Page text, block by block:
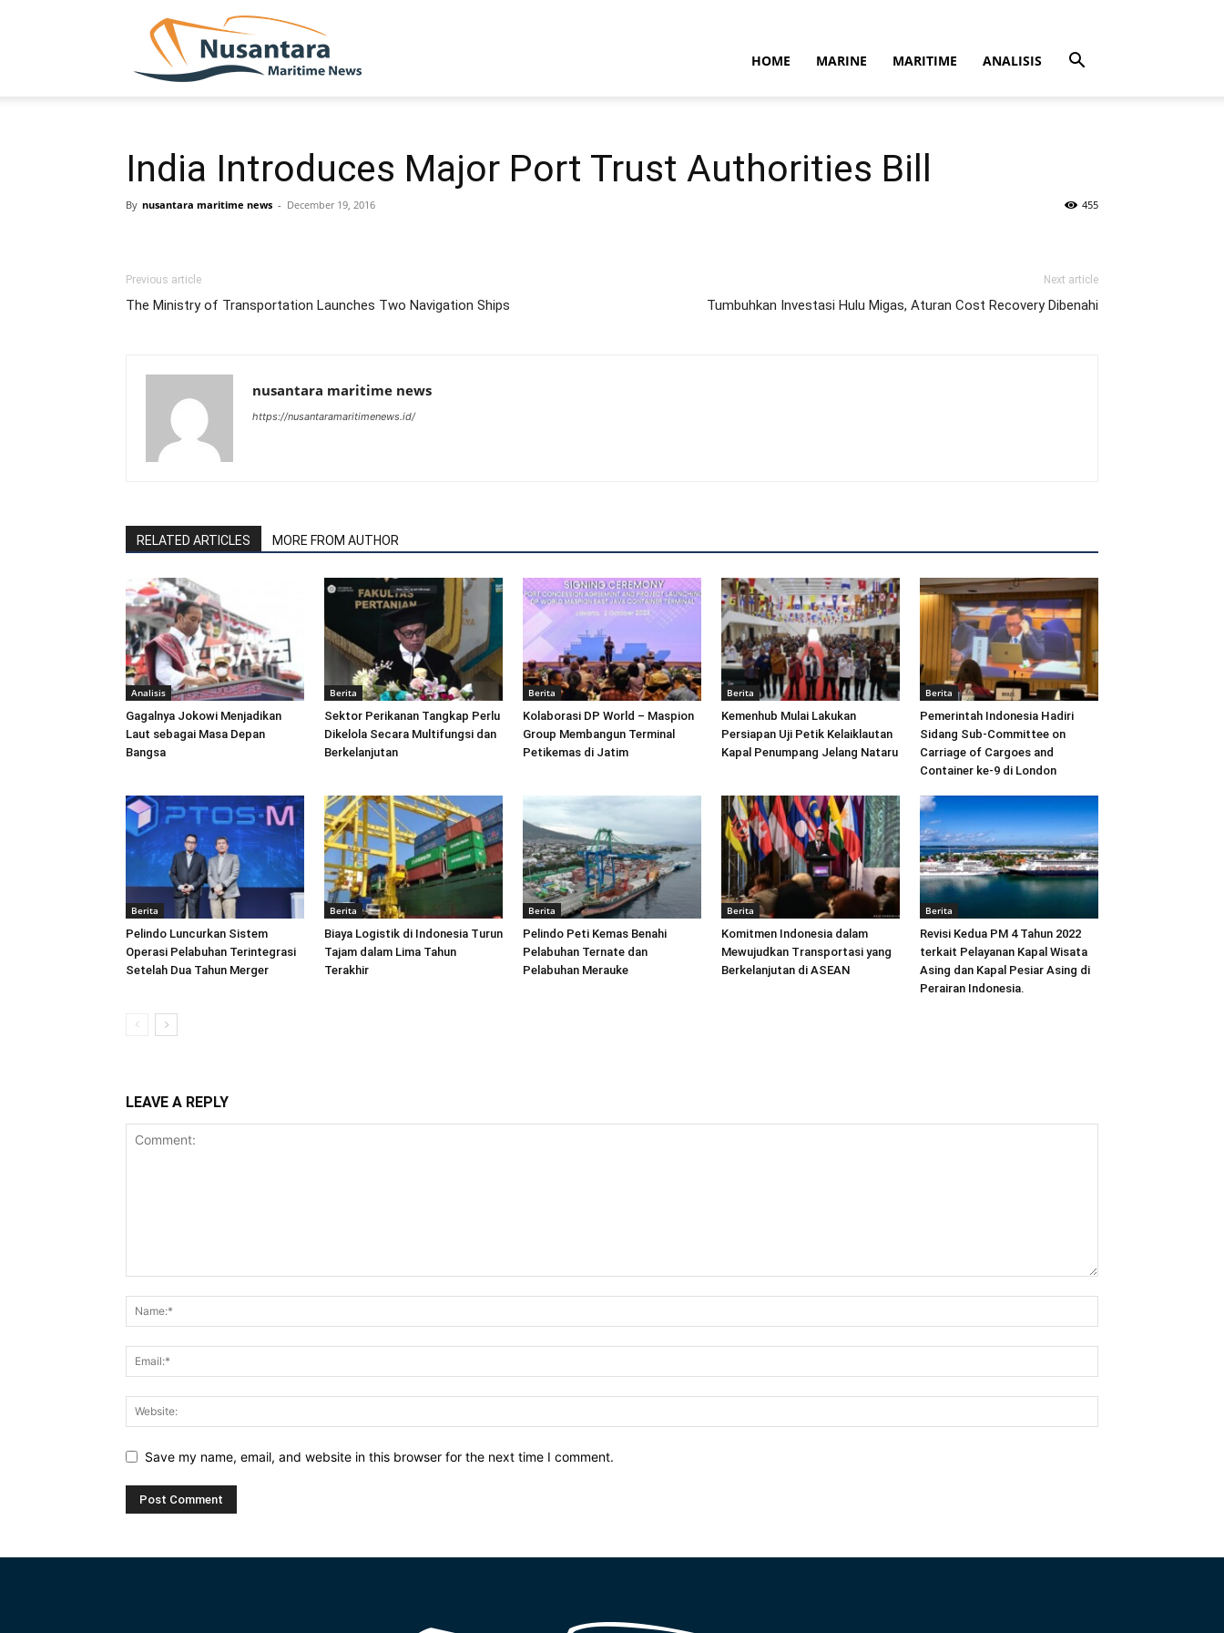
HOME MARINE MARITIME ANALISIS
India Introduces Major Port Trust Authorities Bill
By nusantara maritime news - December 19, 2016 455
Previous article
The Ministry of Transportation Launches Two Navigation Ships
Next article
Tumbuhkan Investasi Hulu Migas, Aturan Cost Recovery Dibenahi
nusantara maritime news
https://nusantaramaritimenews.id/
RELATED ARTICLES MORE FROM AUTHOR
Analisis
Gagalnya Jokowi Menjadikan
Laut sebagai Masa Depan
Bangsa
Berita
Sektor Perikanan Tangkap Perlu
Dikelola Secara Multifungsi dan
Berkelanjutan
Berita
Kolaborasi DP World – Maspion
Group Membangun Terminal
Petikemas di Jatim
Berita
Kemenhub Mulai Lakukan
Persiapan Uji Petik Kelaiklautan
Kapal Penumpang Jelang Nataru
Berita
Pemerintah Indonesia Hadiri
Sidang Sub-Committee on
Carriage of Cargoes and
Container ke-9 di London
Berita
Pelindo Luncurkan Sistem
Operasi Pelabuhan Terintegrasi
Setelah Dua Tahun Merger
Berita
Biaya Logistik di Indonesia Turun
Tajam dalam Lima Tahun
Terakhir
Berita
Pelindo Peti Kemas Benahi
Pelabuhan Ternate dan
Pelabuhan Merauke
Berita
Komitmen Indonesia dalam
Mewujudkan Transportasi yang
Berkelanjutan di ASEAN
Berita
Revisi Kedua PM 4 Tahun 2022
terkait Pelayanan Kapal Wisata
Asing dan Kapal Pesiar Asing di
Perairan Indonesia.
LEAVE A REPLY
Save my name, email, and website in this browser for the next time I comment.